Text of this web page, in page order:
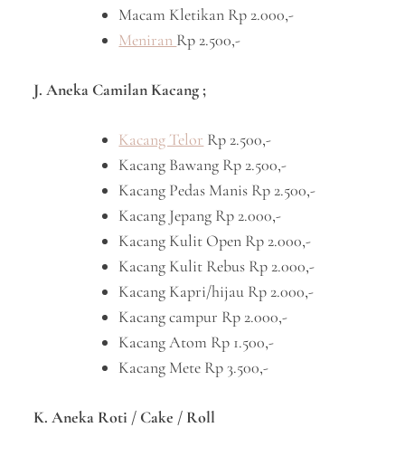
Macam Kletikan Rp 2.000,-
Meniran Rp 2.500,-
J. Aneka Camilan Kacang ;
Kacang Telor Rp 2.500,-
Kacang Bawang Rp 2.500,-
Kacang Pedas Manis Rp 2.500,-
Kacang Jepang Rp 2.000,-
Kacang Kulit Open Rp 2.000,-
Kacang Kulit Rebus Rp 2.000,-
Kacang Kapri/hijau Rp 2.000,-
Kacang campur Rp 2.000,-
Kacang Atom Rp 1.500,-
Kacang Mete Rp 3.500,-
K. Aneka Roti / Cake / Roll